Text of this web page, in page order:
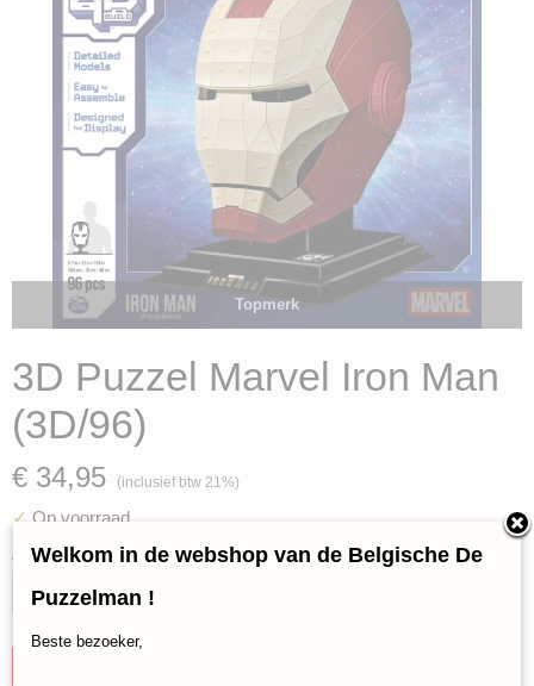
Topmerk
3D Puzzel Marvel Iron Man
(3D/96)
€ 34,95 (inclusief btw 21%)
✓ Op voorraad
Aantal
Welkom in de webshop van de Belgische De
Puzzelman !
Beste bezoeker,